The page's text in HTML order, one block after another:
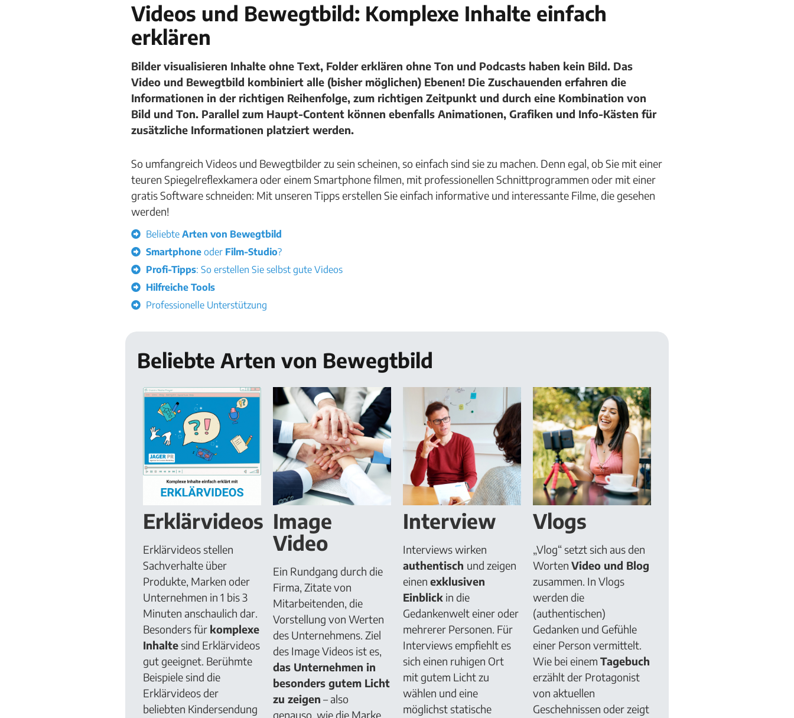
Videos und Bewegtbild: Komplexe Inhalte einfach
erklären
Bilder visualisieren Inhalte ohne Text, Folder erklären ohne Ton und Podcasts haben kein Bild. Das
Video und Bewegtbild kombiniert alle (bisher möglichen) Ebenen! Die Zuschauenden erfahren die
Informationen in der richtigen Reihenfolge, zum richtigen Zeitpunkt und durch eine Kombination von
Bild und Ton. Parallel zum Haupt-Content können ebenfalls Animationen, Grafiken und Info-Kästen für
zusätzliche Informationen platziert werden.
So umfangreich Videos und Bewegtbilder zu sein scheinen, so einfach sind sie zu machen. Denn egal, ob Sie mit einer
teuren Spiegelreflexkamera oder einem Smartphone filmen, mit professionellen Schnittprogrammen oder mit einer
gratis Software schneiden: Mit unseren Tipps erstellen Sie einfach informative und interessante Filme, die gesehen
werden!
Beliebte Arten von Bewegtbild
Smartphone oder Film-Studio?
Profi-Tipps: So erstellen Sie selbst gute Videos
Hilfreiche Tools
Professionelle Unterstützung
Beliebte Arten von Bewegtbild
Erklärvideos
Erklärvideos stellen
Sachverhalte über
Produkte, Marken oder
Unternehmen in 1 bis 3
Minuten anschaulich dar.
Besonders für komplexe
Inhalte sind Erklärvideos
gut geeignet. Berühmte
Beispiele sind die
Erklärvideos der
beliebten Kindersendung
Image
Video
Ein Rundgang durch die
Firma, Zitate von
Mitarbeitenden, die
Vorstellung von Werten
des Unternehmens. Ziel
des Image Videos ist es,
das Unternehmen in
besonders gutem Licht
zu zeigen – also
genauso, wie die Marke
Interview
Interviews wirken
authentisch und zeigen
einen exklusiven
Einblick in die
Gedankenwelt einer oder
mehrerer Personen. Für
Interviews empfiehlt es
sich einen ruhigen Ort
mit gutem Licht zu
wählen und eine
möglichst statische
Vlogs
„Vlog“ setzt sich aus den
Worten Video und Blog
zusammen. In Vlogs
werden die
(authentischen)
Gedanken und Gefühle
einer Person vermittelt.
Wie bei einem Tagebuch
erzählt der Protagonist
von aktuellen
Geschehnissen oder zeigt